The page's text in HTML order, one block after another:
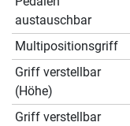
austauschbar
Multipositionsgriff
Griff verstellbar
(Höhe)
Griff verstellbar